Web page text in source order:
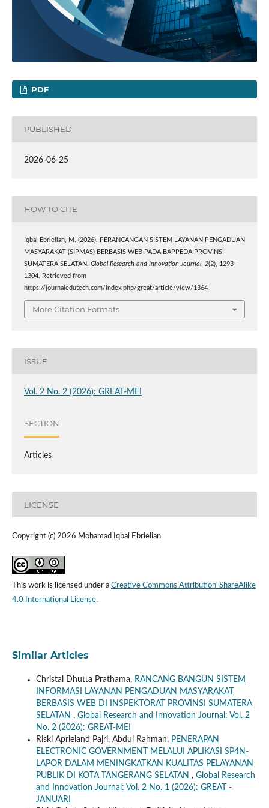
PDF
PUBLISHED
2026-06-25
HOW TO CITE
Iqbal Ebrielian, M. (2026). PERANCANGAN SISTEM LAYANAN PENGADUAN
MASYARAKAT (SIPMAS) BERBASIS WEB PADA BAPPEDA PROVINSI
SUMATERA SELATAN. Global Research and Innovation Journal, 2(2), 1293–
1304. Retrieved from
https://journaledutech.com/index.php/great/article/view/1364
More Citation Formats
ISSUE
Vol. 2 No. 2 (2026): GREAT-MEI
SECTION
Articles
LICENSE
Copyright (c) 2026 Mohamad Iqbal Ebrielian
This work is licensed under a Creative Commons Attribution-ShareAlike
4.0 International License.
Similar Articles
Christal Dhutta Prathama, RANCANG BANGUN SISTEM
INFORMASI LAYANAN PENGADUAN MASYARAKAT
BERBASIS WEB DI INSPEKTORAT PROVINSI SUMATERA
SELATAN , Global Research and Innovation Journal: Vol. 2
No. 2 (2026): GREAT-MEI
Riski Aprieland Pajri, Abdul Rahman, PENERAPAN
ELECTRONIC GOVERNMENT MELALUI APLIKASI SP4N-
LAPOR DALAM MENINGKATKAN KUALITAS PELAYANAN
PUBLIK DI KOTA TANGERANG SELATAN , Global Research
and Innovation Journal: Vol. 2 No. 1 (2026): GREAT -
JANUARI